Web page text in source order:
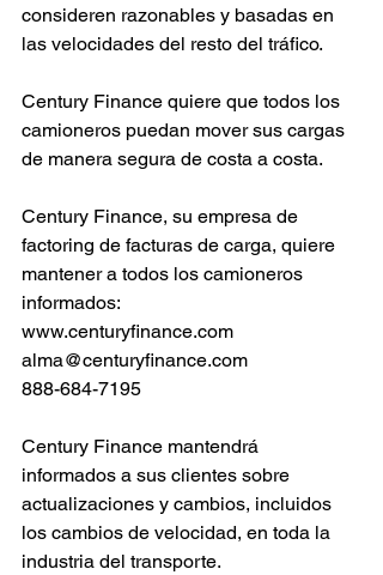
consideren razonables y basadas en
las velocidades del resto del tráfico.
Century Finance quiere que todos los
camioneros puedan mover sus cargas
de manera segura de costa a costa.
Century Finance, su empresa de
factoring de facturas de carga, quiere
mantener a todos los camioneros
informados:
www.centuryfinance.com
alma@centuryfinance.com
888-684-7195
Century Finance mantendrá
informados a sus clientes sobre
actualizaciones y cambios, incluidos
los cambios de velocidad, en toda la
industria del transporte.